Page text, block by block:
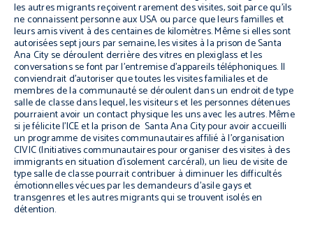
les autres migrants reçoivent rarement des visites, soit parce qu’ils
ne connaissent personne aux USA ou parce que leurs familles et
leurs amis vivent à des centaines de kilomètres. Même si elles sont
autorisées sept jours par semaine, les visites à la prison de Santa
Ana City se déroulent derrière des vitres en plexiglass et les
conversations se font par l’entremise d’appareils téléphoniques. Il
conviendrait d’autoriser que toutes les visites familiales et de
membres de la communauté se déroulent dans un endroit de type
salle de classe dans lequel, les visiteurs et les personnes détenues
pourraient avoir un contact physique les uns avec les autres. Même
si je félicite l’ICE et la prison de Santa Ana City pour avoir accueilli
un programme de visites communautaires affilié à l’organisation
CIVIC (Initiatives communautaires pour organiser des visites à des
immigrants en situation d’isolement carcéral), un lieu de visite de
type salle de classe pourrait contribuer à diminuer les difficultés
émotionnelles vécues par les demandeurs d’asile gays et
transgenres et les autres migrants qui se trouvent isolés en
détention.